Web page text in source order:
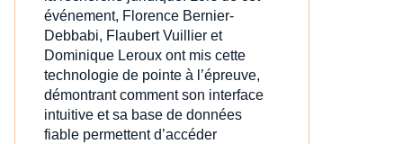
événement, Florence Bernier-
Debbabi, Flaubert Vuillier et
Dominique Leroux ont mis cette
technologie de pointe à l’épreuve,
démontrant comment son interface
intuitive et sa base de données
fiable permettent d’accéder